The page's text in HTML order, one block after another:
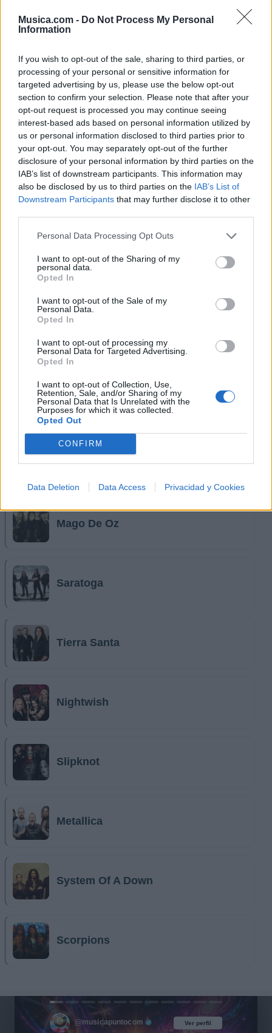
Musica.com - Do Not Process My Personal
Information
If you wish to opt-out of the sale, sharing to third parties, or
processing of your personal or sensitive information for
targeted advertising by us, please use the below opt-out
section to confirm your selection. Please note that after your
opt-out request is processed you may continue seeing
interest-based ads based on personal information utilized by
us or personal information disclosed to third parties prior to
your opt-out. You may separately opt-out of the further
disclosure of your personal information by third parties on the
IAB’s list of downstream participants. This information may
also be disclosed by us to third parties on the IAB’s List of
Downstream Participants that may further disclose it to other
Personal Data Processing Opt Outs
I want to opt-out of the Sharing of my
personal data.
Opted In
I want to opt-out of the Sale of my
Personal Data.
Opted In
I want to opt-out of processing my
Personal Data for Targeted Advertising.
Opted In
I want to opt-out of Collection, Use,
Retention, Sale, and/or Sharing of my
Personal Data that Is Unrelated with the
Purposes for which it was collected.
Opted Out
CONFIRM
Data Deletion Data Access Privacidad y Cookies
Añadir Letra
Biografía de Leo Jimenez
Leo Jiménez: Una Voz Inmortal del Heavy Metal
Ranking de Leo Jimenez
Leo Jimenezno está entre los 500 artistas más
apoyados y visitados de esta semana.
¿Apoyar a Leo Jimenez?
Música Relacionada
Mago De Oz
Saratoga
Tierra Santa
Nightwish
Slipknot
Metallica
System Of A Down
Scorpions
Ver perfil
@musicapuntocom Ver perfil